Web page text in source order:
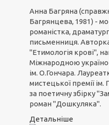
Анна Багряна
Багрянцева, 1981) -
романістка,
письменниця.
"Етимологія крові",
Міжнародною
ім. О.Гончара.
мистецької премії
за поетичну збірку
роман "Дошкуляка".
Детальніше